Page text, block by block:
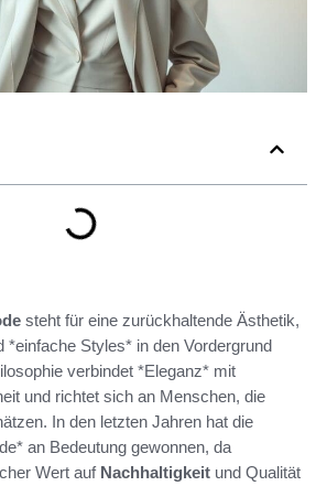
steht für eine zurückhaltende Ästhetik,
*einfache Styles* in den Vordergrund
verbindet *Eleganz* mit
und richtet sich an Menschen, die
In den letzten Jahren hat die
an Bedeutung gewonnen, da
Wert auf Nachhaltigkeit und Qualität